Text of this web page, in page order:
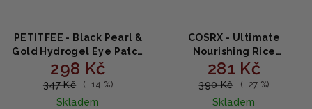
PETITFEE - Black Pearl &
Gold Hydrogel Eye Patch
- Hydrogelová maska na
oči, 60 náplastí
298 Kč
347 Kč (–14 %)
Skladem
COSRX - Ultimate
Nourishing Rice
Overnight Spa mask -
noční maska pro
rozjasnění pleti 60ml
281 Kč
390 Kč (–27 %)
Skladem